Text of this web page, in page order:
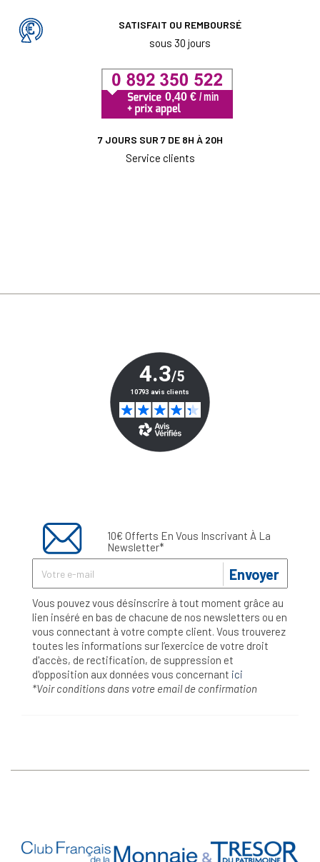
SATISFAIT OU REMBOURSÉ
sous 30 jours
7 JOURS SUR 7 DE 8H À 20H
Service clients
10€ Offerts En Vous Inscrivant À La
Newsletter*
Envoyer
Vous pouvez vous désinscrire à tout moment grâce au
lien inséré en bas de chacune de nos newsletters ou en
vous connectant à votre compte client. Vous trouverez
toutes les informations sur l’exercice de votre droit
d'accès, de rectification, de suppression et
d'opposition aux données vous concernant ici
*Voir conditions dans votre email de confirmation